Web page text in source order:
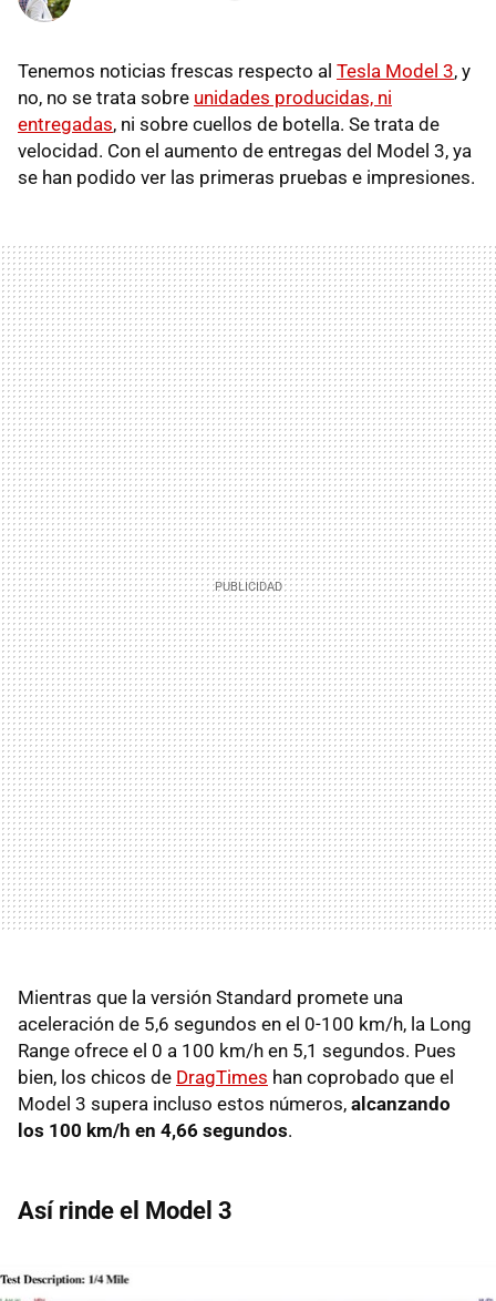
Tenemos noticias frescas respecto al Tesla Model 3, y
no, no se trata sobre unidades producidas, ni
entregadas, ni sobre cuellos de botella. Se trata de
velocidad. Con el aumento de entregas del Model 3, ya
se han podido ver las primeras pruebas e impresiones.
Mientras que la versión Standard promete una
aceleración de 5,6 segundos en el 0-100 km/h, la Long
Range ofrece el 0 a 100 km/h en 5,1 segundos. Pues
bien, los chicos de DragTimes han coprobado que el
Model 3 supera incluso estos números, alcanzando
los 100 km/h en 4,66 segundos.
Así rinde el Model 3